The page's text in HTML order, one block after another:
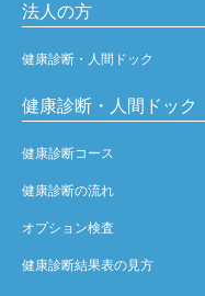
法人の方
健康診断・人間ドック
健康診断・人間ドック
健康診断コース
健康診断の流れ
オプション検査
健康診断結果表の見方